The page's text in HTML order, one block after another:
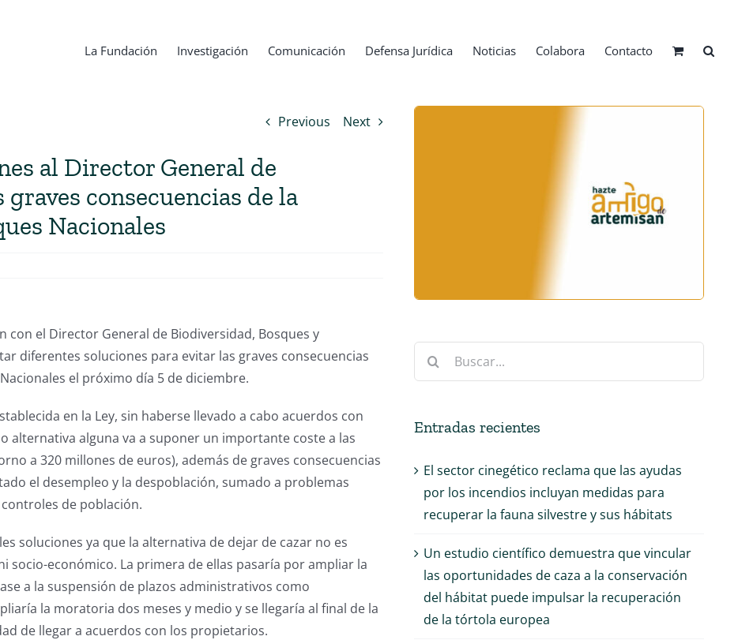
La Fundación Investigación Comunicación Defensa Jurídica Noticias Colabora Contacto
Previous Next
al Director General de
consecuencias de la
Nacionales
el Director General de Biodiversidad, Bosques y
diferentes soluciones para evitar las graves consecuencias
el próximo día 5 de diciembre.
en la Ley, sin haberse llevado a cabo acuerdos con
alternativa alguna va a suponer un importante coste a las
a 320 millones de euros), además de graves consecuencias
el desempleo y la despoblación, sumado a problemas
de población.
soluciones ya que la alternativa de dejar de cazar no es
socio-económico. La primera de ellas pasaría por ampliar la
a la suspensión de plazos administrativos como
la moratoria dos meses y medio y se llegaría al final de la
de llegar a acuerdos con los propietarios.
Buscar:
Entradas recientes
El sector cinegético reclama que las ayudas
por los incendios incluyan medidas para
recuperar la fauna silvestre y sus hábitats
Un estudio científico demuestra que vincular
las oportunidades de caza a la conservación
del hábitat puede impulsar la recuperación
de la tórtola europea